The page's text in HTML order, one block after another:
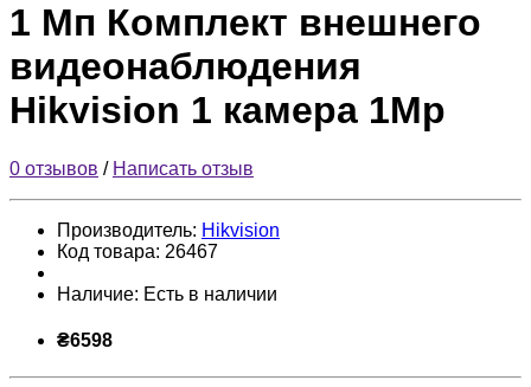
1 Мп Комплект внешнего
видеонаблюдения
Hikvision 1 камера 1Mp
0 отзывов / Написать отзыв
Производитель: Hikvision
Код товара: 26467
Наличие: Есть в наличии
₴6598